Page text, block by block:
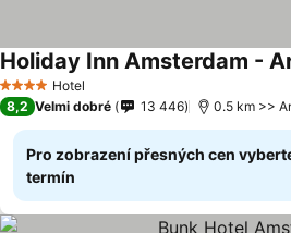
4 Počet hvězdiček
Hotel
8,2 Velmi dobré 13 446 0.5 km >>
Pro zobrazení přesných cen
termín